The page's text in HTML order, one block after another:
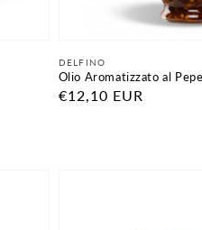
Fornitore:
DELFINO
Olio Aromatizzato al
Prezzo
€12,10 EUR